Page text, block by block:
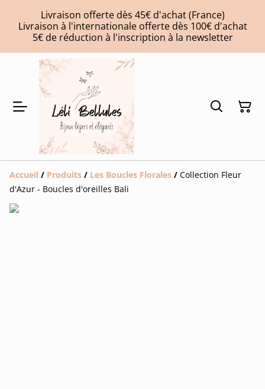
Livraison offerte dès 45€ d'achat (France)
Livraison à l'internationale offerte dès 100€ d'achat
5€ de réduction à l'inscription à la newsletter
Accueil / Produits / Les Boucles Florales / Collection Fleur
d'Azur - Boucles d'oreilles Bali